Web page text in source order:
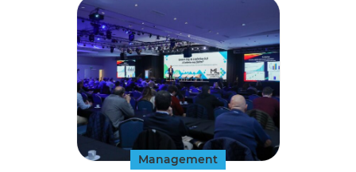
Management